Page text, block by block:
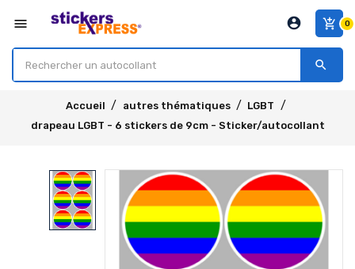
menu add_shopping_cart 0
account_circle
search
Accueil autres thématiques
LGBT
drapeau LGBT - 6 stickers de 9cm - Sticker/autocollant